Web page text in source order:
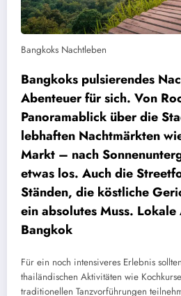
Bangkoks Nachtleben
Bangkoks pulsierendes
Abenteuer für sich. Von
Panoramablick über die
lebhaften Nachtmärkten
Markt – nach
etwas los. Auch die
Ständen, die köstliche
ein absolutes Muss.
Bangkok
Für ein noch intensiveres Erlebnis
thailändischen Aktivitäten wie
traditionellen Tanzvorführungen